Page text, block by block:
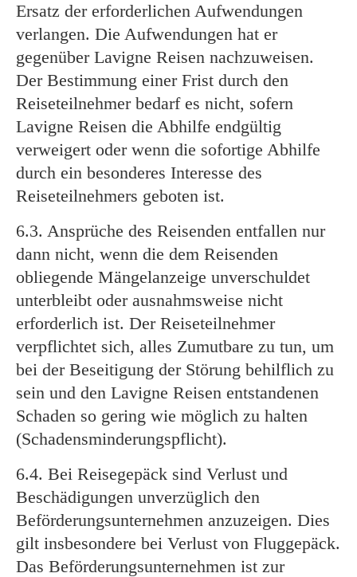
Ersatz der erforderlichen Aufwendungen
verlangen. Die Aufwendungen hat er
gegenüber Lavigne Reisen nachzuweisen.
Der Bestimmung einer Frist durch den
Reiseteilnehmer bedarf es nicht, sofern
Lavigne Reisen die Abhilfe endgültig
verweigert oder wenn die sofortige Abhilfe
durch ein besonderes Interesse des
Reiseteilnehmers geboten ist.
6.3. Ansprüche des Reisenden entfallen nur
dann nicht, wenn die dem Reisenden
obliegende Mängelanzeige unverschuldet
unterbleibt oder ausnahmsweise nicht
erforderlich ist. Der Reiseteilnehmer
verpflichtet sich, alles Zumutbare zu tun, um
bei der Beseitigung der Störung behilflich zu
sein und den Lavigne Reisen entstandenen
Schaden so gering wie möglich zu halten
(Schadensminderungspflicht).
6.4. Bei Reisegepäck sind Verlust und
Beschädigungen unverzüglich den
Beförderungsunternehmen anzuzeigen. Dies
gilt insbesondere bei Verlust von Fluggepäck.
Das Beförderungsunternehmen ist zur